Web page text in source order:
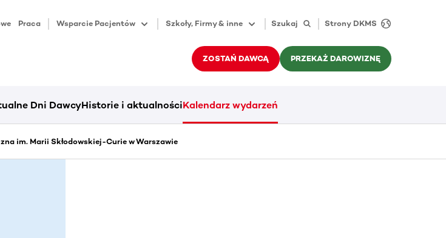
Praca Wsparcie Pacjentów Szkoły, Firmy & inne Szukaj Strony DKMS
ZOSTAŃ DAWCĄ PRZEKAŻ DAROWIZNĘ
Dni DawcyHistorie i aktualnościKalendarz wydarzeń
im. Marii Skłodowskiej-Curie w Warszawie